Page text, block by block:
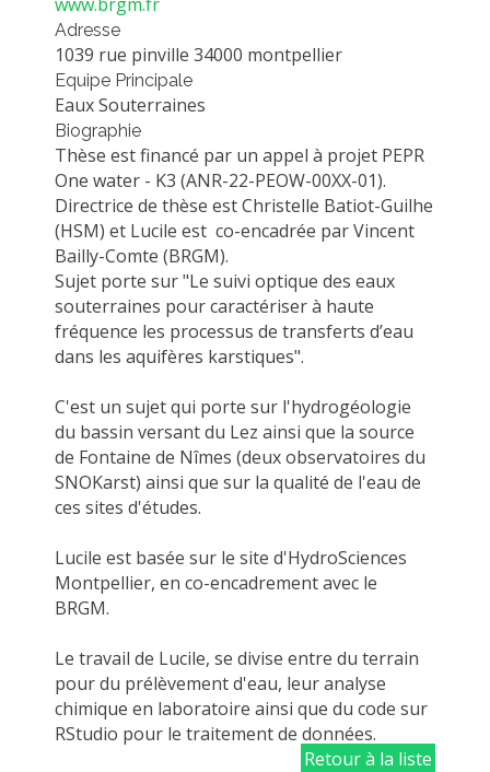
METHODS AND TOOLS
SOFTWARE
PUBLICATIONS SUR HAL
HDR
THESES
WORKING PAPERS
THEMATIC NOTES
FOR THE PUBLIC
Adresse
1039 rue pinville 34000 montpellier
Equipe Principale
Eaux Souterraines
Biographie
Thèse est financé par un appel à projet PEPR
One water - K3 (ANR-22-PEOW-00XX-01).
Directrice de thèse est Christelle Batiot-Guilhe
(HSM) et Lucile est co-encadrée par Vincent
Bailly-Comte (BRGM).
Sujet porte sur "Le suivi optique des eaux
souterraines pour caractériser à haute
fréquence les processus de transferts d’eau
dans les aquifères karstiques".
C'est un sujet qui porte sur l'hydrogéologie
du bassin versant du Lez ainsi que la source
de Fontaine de Nîmes (deux observatoires du
SNOKarst) ainsi que sur la qualité de l'eau de
ces sites d'études.
Lucile est basée sur le site d'HydroSciences
Montpellier, en co-encadrement avec le
BRGM.
Le travail de Lucile, se divise entre du terrain
pour du prélèvement d'eau, leur analyse
chimique en laboratoire ainsi que du code sur
RStudio pour le traitement de données.
Retour à la liste